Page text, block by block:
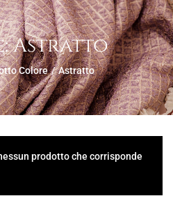
l
t
a
a
l
l
a
n
v
l
t
a
a
l
c
o
n
e
Astratto
Colore / Astratto
prodotto che corrisponde